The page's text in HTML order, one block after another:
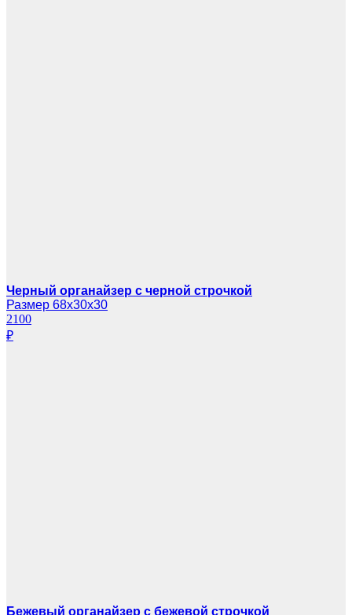
Черный органайзер с черной строчкой
Размер 68х30х30
2100
₽
Бежевый органайзер с бежевой строчкой